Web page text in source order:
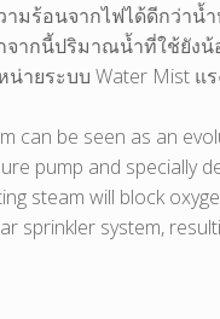
ร้อนจากไฟได้ดีกว่าน้ำ
ากนี้ปริมาณน้ำที่ใช้ยังน้
น่ายระบบ Water Mist
can be seen as an
pump and specially
steam will block
sprinkler system,